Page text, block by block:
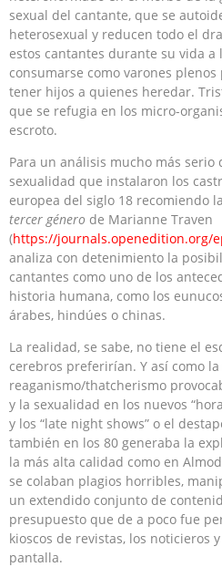
sexual del cantante, que se
heterosexual y reducen todo el
estos cantantes durante su vida
consumarse como varones
tener hijos a quienes heredar.
que se refugia en los micro-
escroto.
Para un análisis mucho más
sexualidad que instalaron los
europea del siglo 18 recomiendo
tercer género de Marianne Traven
(https://journals.openedition.org/
analiza con detenimiento la
cantantes como uno de los
historia humana, como los
árabes, hindúes o chinas.
La realidad, se sabe, no tiene el
cerebros preferirían. Y así como
reaganismo/thatcherismo
y la sexualidad en los nuevos
y los “late night shows” o el
también en los 80 generaba la
la más alta calidad como en
se colaban plagios horribles,
un extendido conjunto de
presupuesto que de a poco fue
kioscos de revistas, los noticieros
pantalla.